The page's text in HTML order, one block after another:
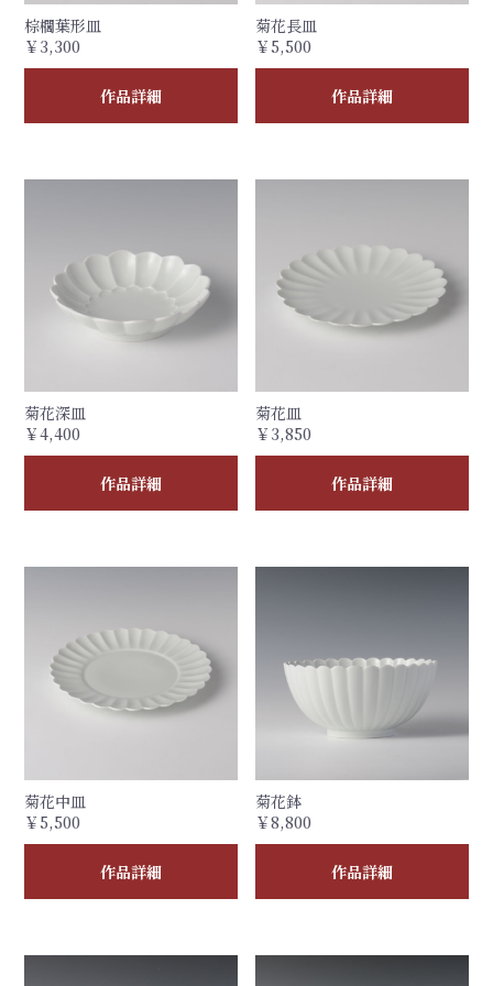
棕櫚葉形皿
￥3,300
作品詳細
菊花長皿
￥5,500
作品詳細
菊花深皿
￥4,400
作品詳細
菊花皿
￥3,850
作品詳細
菊花中皿
￥5,500
作品詳細
菊花鉢
￥8,800
作品詳細